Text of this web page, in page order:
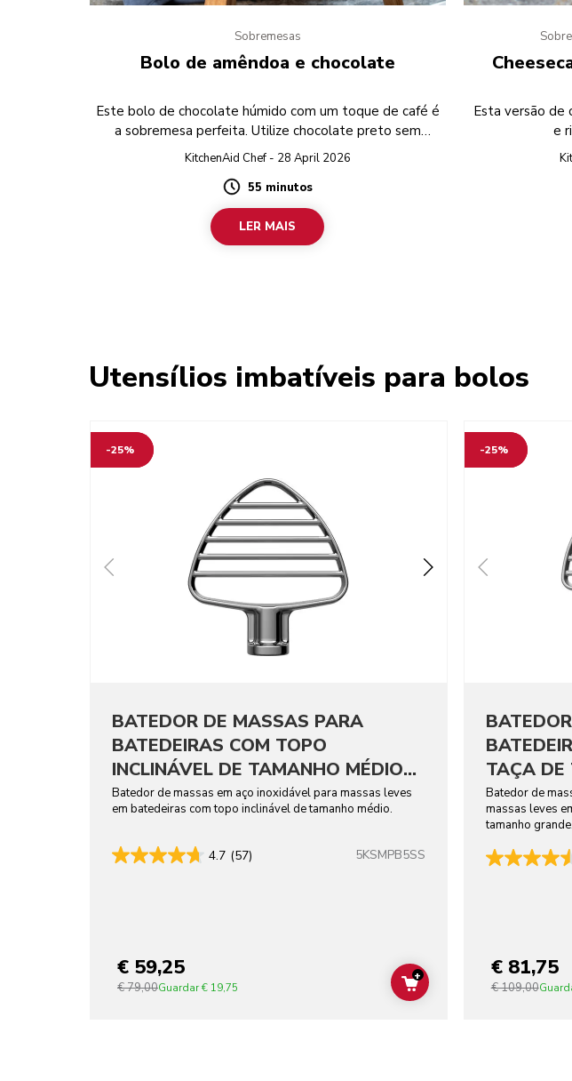
Sobremesas
Bolo de amêndoa e chocolate
Este bolo de chocolate húmido com um toque de café é
a sobremesa perfeita. Utilize chocolate preto sem
glúten para preparar a receita completamente sem
KitchenAid Chef - 28 April 2026
Duration
55 minutos
LER MAIS
Esta versão de
e
Utensílios imbatíveis para bolos
-25%
BATEDOR DE MASSAS PARA
BATEDEIRAS COM TOPO
INCLINÁVEL DE TAMANHO MÉDIO
EM AÇO INOXIDÁVEL
Batedor de massas em aço inoxidável para massas leves
em batedeiras com topo inclinável de tamanho médio.
4.7 (57) 5KSMPB5SS
€ 59,25
€ 79,00Guardar€ 19,75 ADD TO CART
+
-25%
TAÇA DE
AÇO
Batedor de
massas leves
tamanho grande.
€ 81,75
€ 109,00